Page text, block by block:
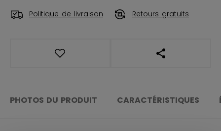
Politique de livraison Retours gratuits
OUVRIR LES
PHOTOS DU PRODUIT CARACTÉRISTIQUES